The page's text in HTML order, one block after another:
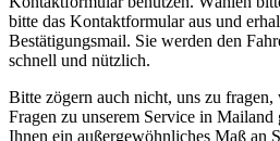
bitte das Kontaktformular aus und
Bestätigungsmail. Sie werden den
schnell und nützlich.
Bitte zögern auch nicht, uns zu
Fragen zu unserem Service in
Ihnen ein außergewöhnliches Maß an